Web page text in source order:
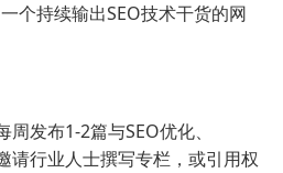
个持续输出SEO技术干货的网
周发布1-2篇与SEO优化、
请行业人士撰写专栏，或引用权